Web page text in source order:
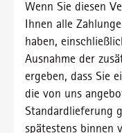
Wenn Sie diesen
Ihnen alle
haben,
Ausnahme der
ergeben, dass Sie
die von uns
Standardlieferung
spätestens binnen